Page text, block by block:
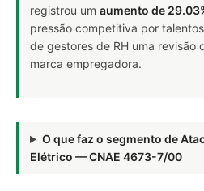
registrou um aumento de
pressão competitiva por
de gestores de RH uma revisão
marca empregadora.
O que faz o segmento de
Elétrico — CNAE 4673-7/00